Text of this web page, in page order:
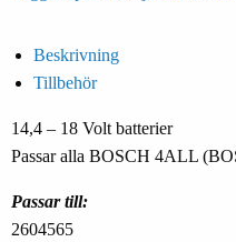
Beskrivning
Tillbehör
14,4 – 18 Volt batterier
Passar alla BOSCH 4ALL
Passar till:
2604565